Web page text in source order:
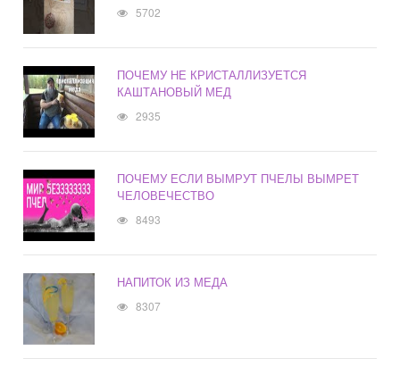
5702
ПОЧЕМУ НЕ КРИСТАЛЛИЗУЕТСЯ
КАШТАНОВЫЙ МЕД
2935
ПОЧЕМУ ЕСЛИ ВЫМРУТ ПЧЕЛЫ ВЫМРЕТ
ЧЕЛОВЕЧЕСТВО
8493
НАПИТОК ИЗ МЕДА
8307